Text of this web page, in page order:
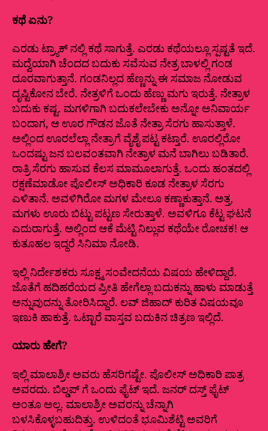
ಕಥೆ ಏನು?
ಎರಡು ಟ್ರ್ಯಾಕ್ ನಲ್ಲಿ ಕಥೆ ಸಾಗುತ್ತೆ. ಎರಡು ಕಥೆಯಲ್ಲೂ ಸ್ಪಷ್ಟತೆ ಇದೆ.
ಮದ್ವೆಯಾಗಿ ಚೆಂದದ ಬದುಕು ಸವೆಸುವ ನೇತ್ರ ಬಾಳಲ್ಲಿ ಗಂಡ
ದೂರವಾಗುತ್ತಾನೆ. ಗಂಡನಿಲ್ಲದ ಹೆಣ್ಣನ್ನು ಈ ಸಮಾಜ ನೋಡುವ
ದೃಷ್ಟಿಕೋನ ಬೇರೆ. ನೇತ್ರಳಿಗೆ ಒಂದು ಹೆಣ್ಣು ಮಗು ಇರುತ್ತೆ. ನೇತ್ರಾಳ
ಬದುಕು ಕಷ್ಟ. ಮಗಳಿಗಾಗಿ ಬದುಕಲೇಬೇಕು ಅನ್ನೋ ಅನಿವಾರ್ಯ
ಬಂದಾಗ, ಆ ಊರ ಗೌಡನ ಜೊತೆ ನೇತ್ರಾ ಸೆರಗು ಹಾಸುತ್ತಾಳೆ.
ಅಲ್ಲಿಂದ ಊರಲೆಲ್ಲಾ ನೇತ್ರಾಗೆ ವೈಶೈ ಪಟ್ಟ ಕಟ್ತಾರೆ. ಊರಲ್ಲಿರೋ
ಒಂದಷ್ಟು ಜನ ಬಲವಂತವಾಗಿ ನೇತ್ರಾಳ ಮನೆ ಬಾಗಿಲು ಬಡಿತಾರೆ.
ರಾತ್ರಿ ಸೆರಗು ಹಾಸುವ ಕೆಲಸ ಮಾಮೂಲಾಗುತ್ತೆ. ಒಂದು ಹಂತದಲ್ಲಿ
ರಕ್ಷಣೆ‌ಮಾಡೋ ಪೊಲೀಸ್ ಅಧಿಕಾರಿ ಕೂಡ ನೇತ್ರಾಳ ಸೆರಗು
ಎಳಿತಾನೆ. ಅವಳಿಗಿರೋ ಮಗಳ ಮೇಲೂ ಕಣ್ಣಾಕುತ್ತಾನೆ. ಅತ್ತ,
ಮಗಳು ಊರು ಬಿಟ್ಟು ಪಟ್ಟಣ ಸೇರುತ್ತಾಳೆ. ಅವಳಿಗೂ ಕೆಟ್ಟ ಘಟನೆ
ಎದುರಾಗುತ್ತೆ. ಅಲ್ಲಿಂದ ಆಕೆ ಮೆಟ್ಟಿ ನಿಲ್ಲುವ ಕಥೆಯೇ ರೋಚಕ! ಆ
ಕುತೂಹಲ ಇದ್ದರೆ ಸಿನಿಮಾ ನೋಡಿ.
ಇಲ್ಲಿ ನಿರ್ದೇಶಕರು ಸೂಕ್ಷ್ಮ ಸಂವೇದನೆಯ ವಿಷಯ ಹೇಳಿದ್ದಾರೆ.
ಜೊತೆಗೆ ಹದಿಹರೆಯದ ಪ್ರೀತಿ ಹೇಗೆಲ್ಲಾ ಬದುಕನ್ನು‌ ಹಾಳು ಮಾಡುತ್ತೆ
ಅನ್ನುವುದನ್ನು ತೋರಿಸಿದ್ದಾರೆ. ಲವ್ ಜಿಹಾದ್ ಕುರಿತ ವಿಷಯವೂ
ಇಣುಕಿ ಹಾಕುತ್ತೆ. ಒಟ್ಟಾರೆ ವಾಸ್ತವ ಬದುಕಿನ ಚಿತ್ರಣ ಇಲ್ಲಿದೆ.
ಯಾರು ಹೇಗೆ?
ಇಲ್ಲಿ ಮಾಲಾಶ್ರೀ ಅವರು ಹೆಸರಿಗಷ್ಟೇ. ಪೊಲೀಸ್ ಅಧಿಕಾರಿ ಪಾತ್ರ
ಅವರದು. ಬಿಲ್ಡಪ್ ಗೆ ಒಂದು ಫೈಟ್ ಇದೆ. ಜನರ್ ದಸ್ತ್ ಫೈಟ್
ಅಂತೂ ಅಲ್ಲ. ಮಾಲಾಶ್ರೀ ಅವರನ್ನು ಚೆನ್ನಾಗಿ
ಬಳಸಿಕೊಳ್ಳಬಹುದಿತ್ತು. ಉಳಿದಂತೆ ಭೂಮಿಶೆಟ್ಟಿ ಅವರಿಗೆ